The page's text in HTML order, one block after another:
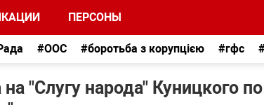
ПЕРСОНЫ
#ООС #боротьба з корупцією #гфс
"Слугу народа" Куницкого по